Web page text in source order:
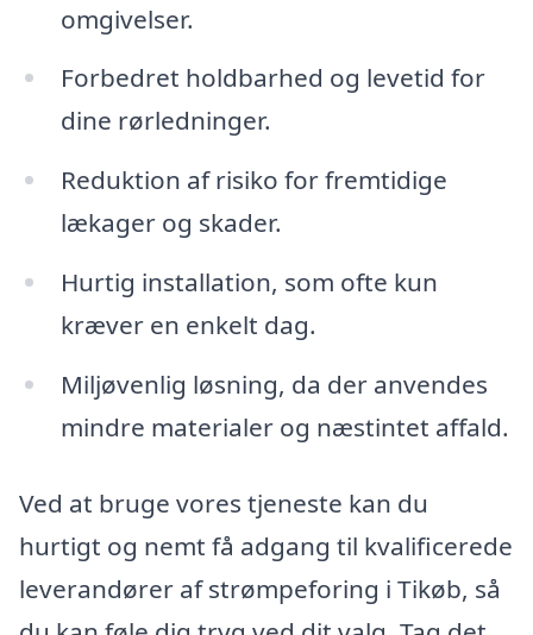
omgivelser.
Forbedret holdbarhed og levetid for
dine rørledninger.
Reduktion af risiko for fremtidige
lækager og skader.
Hurtig installation, som ofte kun
kræver en enkelt dag.
Miljøvenlig løsning, da der anvendes
mindre materialer og næstintet affald.
Ved at bruge vores tjeneste kan du
hurtigt og nemt få adgang til kvalificerede
leverandører af strømpeforing i Tikøb, så